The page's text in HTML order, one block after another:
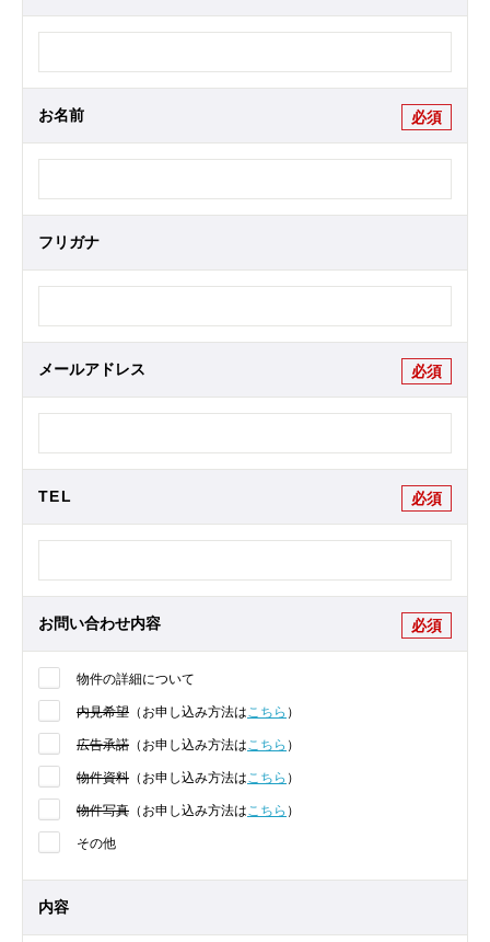
お名前 必須
フリガナ
メールアドレス 必須
TEL 必須
お問い合わせ内容 必須
物件の詳細について
内見希望 （お申し込み方法はこちら ）
広告承諾 （お申し込み方法はこちら ）
物件資料 （お申し込み方法はこちら ）
物件写真 （お申し込み方法はこちら ）
その他
内容